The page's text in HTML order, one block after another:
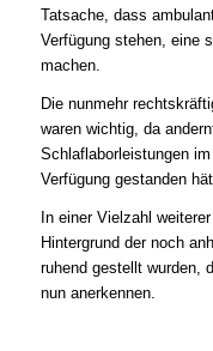
Tatsache, dass
Verfügung stehen, eine
machen.
Die nunmehr
waren wichtig, da
Schlaflaborleistungen
Verfügung gestanden
In einer Vielzahl
Hintergrund der noch
ruhend gestellt wurden,
nun anerkennen.